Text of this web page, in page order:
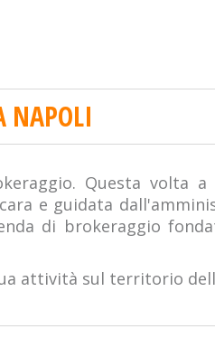
NAPOLI
Questa volta
e guidata
di brokeraggio
attività sul territorio